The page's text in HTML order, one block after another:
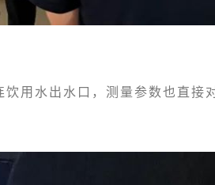
水出水口，测量参数也直接